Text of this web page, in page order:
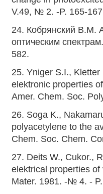
V.49, № 2. -P. 165-
24. Кобрянский B.M.
оптическим
582.
25. Yniger S.I.,
elektronic properties
Amer. Chem. Soc.
26. Soga K.,
polyacetylene to the
Chem. Soc. Chem.
27. Deits W., Cukor.,
elektrical properties
Mater. 1981. -№ 4. -